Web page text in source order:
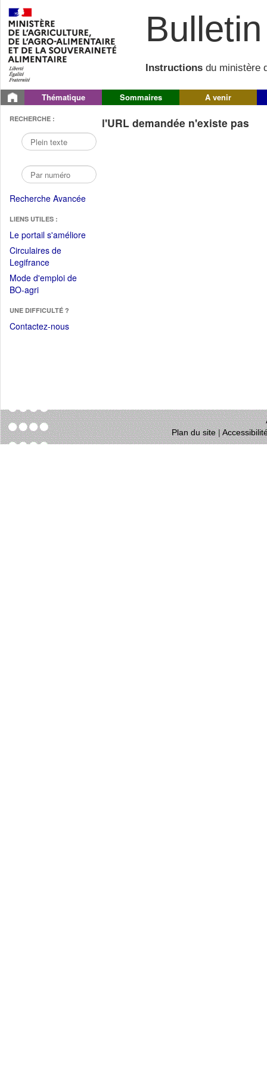
Instructions du ministère
Thématique Sommaires A venir
RECHERCHE :
Recherche Avancée
LIENS UTILES :
Le portail s'améliore(Fichier
Circulaires de
Legifrance(Ouvrir
dans
une
fenêtre)
Mode d'emploi de
BO-agri(Ouvrir
une
nouvelle
UNE DIFFICULTÉ ?
Contactez-nous
l'URL demandée n'existe pas
Plan du site|